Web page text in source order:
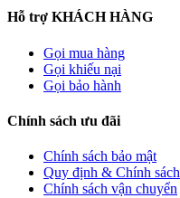
Hỗ trợ KHÁCH HÀNG
Gọi mua hàng
Gọi khiếu nại
Gọi bảo hành
Chính sách ưu đãi
Chính sách bảo mật
Quy định & Chính sách
Chính sách vận chuyển